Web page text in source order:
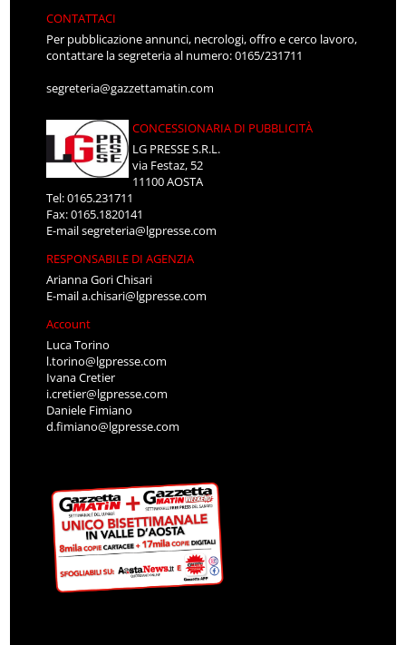
CONTATTACI
Per pubblicazione annunci, necrologi, offro e cerco lavoro,
contattare la segreteria al numero: 0165/231711
segreteria@gazzettamatin.com
CONCESSIONARIA DI PUBBLICITÀ
LG PRESSE S.R.L.
via Festaz, 52
11100 AOSTA
Tel: 0165.231711
Fax: 0165.1820141
E-mailsegreteria@lgpresse.com
RESPONSABILE DI AGENZIA
Arianna Gori Chisari
E-maila.chisari@lgpresse.com
Account
Luca Torino
l.torino@lgpresse.com
Ivana Cretier
i.cretier@lgpresse.com
Daniele Fimiano
d.fimiano@lgpresse.com